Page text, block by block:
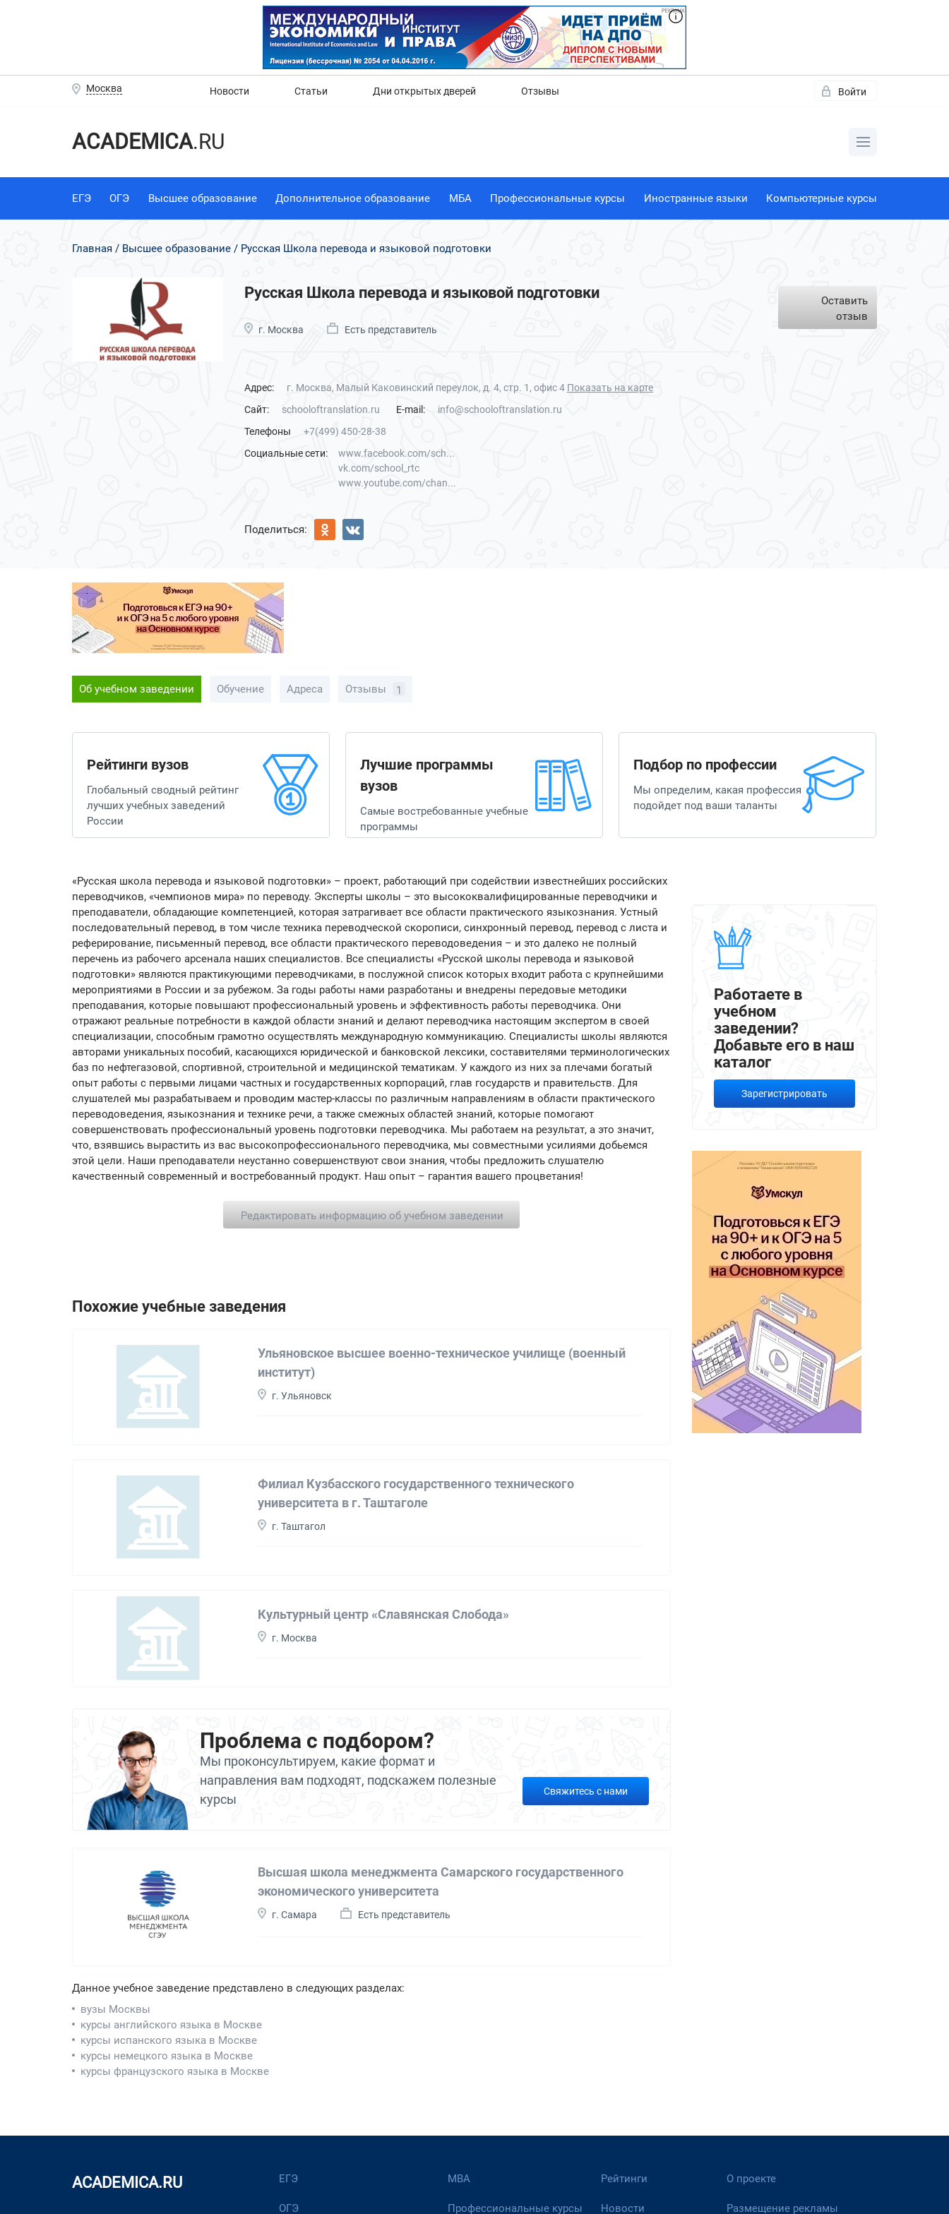
Москва Новости Статьи Дни открытых дверей Отзывы Войти
ACADEMICA.RU
ЕГЭ ОГЭ Высшее образование Дополнительное образование МБА Профессиональные курсы Иностранные языки Компьютерные курсы
Главная Высшее образование Русская Школа перевода и языковой подготовки
Русская Школа перевода и языковой подготовки
г. Москва Есть представитель
Адрес: г. Москва, Малый Каковинский переулок, д. 4, стр. 1, офис 4 Показать на карте
Сайт:
schooloftranslation.ru E-mail:
info@schooloftranslation.ru
Телефоны
+7(499) 450-28-38
Социальные сети:
www.facebook.com/sch...
vk.com/school_rtc
www.youtube.com/chan...
Поделиться:
Оставить
отзыв
Об учебном заведении Обучение Адреса Отзывы 1
Рейтинги вузов
Глобальный сводный рейтинг
лучших учебных заведений
России
Лучшие программы
вузов
Самые востребованные учебные
программы
Подбор по профессии
Мы определим, какая профессия
подойдет под ваши таланты
«Русская школа перевода и языковой подготовки» – проект, работающий при содействии известнейших российских
переводчиков, «чемпионов мира» по переводу. Эксперты школы – это высококвалифицированные переводчики и
преподаватели, обладающие компетенцией, которая затрагивает все области практического языкознания. Устный
последовательный перевод, в том числе техника переводческой скорописи, синхронный перевод, перевод с листа и
реферирование, письменный перевод, все области практического переводоведения – и это далеко не полный
перечень из рабочего арсенала наших специалистов. Все специалисты «Русской школы перевода и языковой
подготовки» являются практикующими переводчиками, в послужной список которых входит работа с крупнейшими
мероприятиями в России и за рубежом. За годы работы нами разработаны и внедрены передовые методики
преподавания, которые повышают профессиональный уровень и эффективность работы переводчика. Они
отражают реальные потребности в каждой области знаний и делают переводчика настоящим экспертом в своей
специализации, способным грамотно осуществлять международную коммуникацию. Специалисты школы являются
авторами уникальных пособий, касающихся юридической и банковской лексики, составителями терминологических
баз по нефтегазовой, спортивной, строительной и медицинской тематикам. У каждого из них за плечами богатый
опыт работы с первыми лицами частных и государственных корпораций, глав государств и правительств. Для
слушателей мы разрабатываем и проводим мастер-классы по различным направлениям в области практического
переводоведения, языкознания и технике речи, а также смежных областей знаний, которые помогают
совершенствовать профессиональный уровень подготовки переводчика. Мы работаем на результат, а это значит,
что, взявшись вырастить из вас высокопрофессионального переводчика, мы совместными усилиями добьемся
этой цели. Наши преподаватели неустанно совершенствуют свои знания, чтобы предложить слушателю
качественный современный и востребованный продукт. Наш опыт – гарантия вашего процветания!
Редактировать информацию об учебном заведении
Похожие учебные заведения
Ульяновское высшее военно-техническое училище (военный
институт)
г. Ульяновск
Филиал Кузбасского государственного технического
университета в г. Таштаголе
г. Таштагол
Культурный центр «Славянская Слобода»
г. Москва
Проблема с подбором?
Мы проконсультируем, какие формат и
направления вам подходят, подскажем полезные
курсы
Свяжитесь с нами
Высшая школа менеджмента Самарского государственного
экономического университета
г. Самара Есть представитель
Данное учебное заведение представлено в следующих разделах:
вузы Москвы
курсы английского языка в Москве
курсы испанского языка в Москве
курсы немецкого языка в Москве
курсы французского языка в Москве
Работаете в
учебном
заведении?
Добавьте его в наш
каталог
Зарегистрировать
ACADEMICA.RU ЕГЭ
ОГЭ
МВА
Профессиональные курсы
Рейтинги
Новости
О проекте
Размещение рекламы
Нет